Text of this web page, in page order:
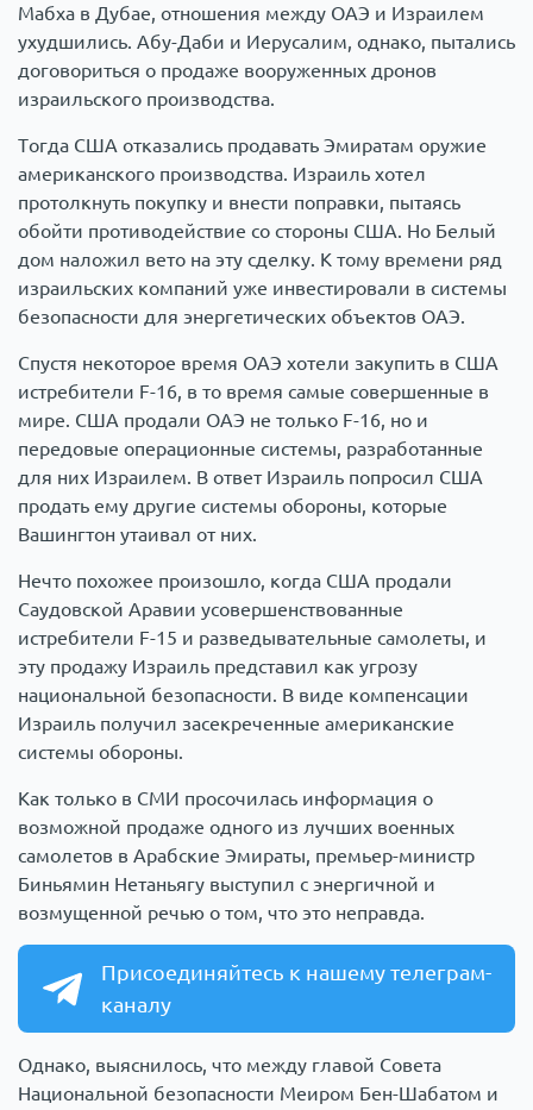
Мабха в Дубае, отношения между ОАЭ и Израилем
ухудшились. Абу-Даби и Иерусалим, однако, пытались
договориться о продаже вооруженных дронов
израильского производства.
Тогда США отказались продавать Эмиратам оружие
американского производства. Израиль хотел
протолкнуть покупку и внести поправки, пытаясь
обойти противодействие со стороны США. Но Белый
дом наложил вето на эту сделку. К тому времени ряд
израильских компаний уже инвестировали в системы
безопасности для энергетических объектов ОАЭ.
Спустя некоторое время ОАЭ хотели закупить в США
истребители F-16, в то время самые совершенные в
мире. США продали ОАЭ не только F-16, но и
передовые операционные системы, разработанные
для них Израилем. В ответ Израиль попросил США
продать ему другие системы обороны, которые
Вашингтон утаивал от них.
Нечто похожее произошло, когда США продали
Саудовской Аравии усовершенствованные
истребители F-15 и разведывательные самолеты, и
эту продажу Израиль представил как угрозу
национальной безопасности. В виде компенсации
Израиль получил засекреченные американские
системы обороны.
Как только в СМИ просочилась информация о
возможной продаже одного из лучших военных
самолетов в Арабские Эмираты, премьер-министр
Биньямин Нетаньягу выступил с энергичной и
возмущенной речью о том, что это неправда.
Присоединяйтесь к нашему телеграм-
каналу
Однако, выяснилось, что между главой Совета
Национальной безопасности Меиром Бен-Шабатом и